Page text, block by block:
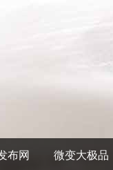
布网 微变大极品